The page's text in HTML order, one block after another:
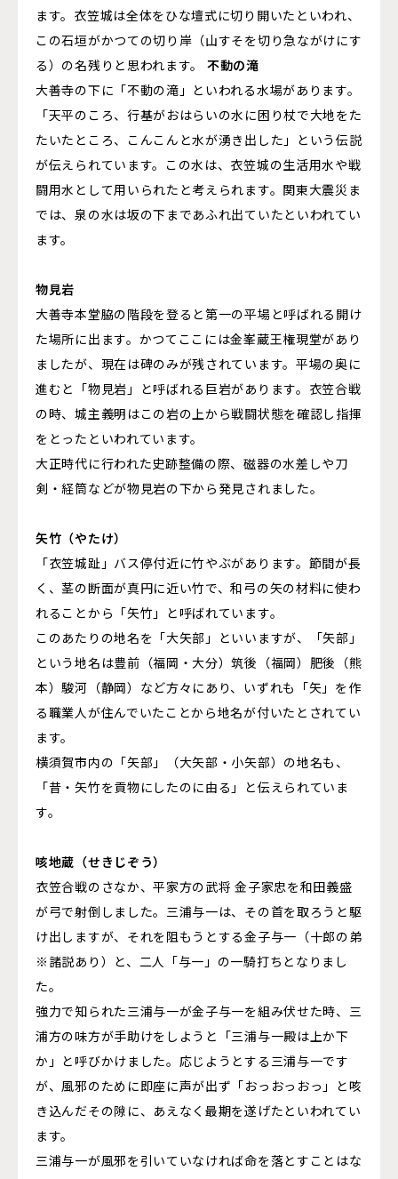
ます。衣笠城は全体をひな壇式に切り開いたといわれ、
この石垣がかつての切り岸（山すそを切り急ながけにす
る）の名残りと思われます。 不動の滝
大善寺の下に「不動の滝」といわれる水場があります。
「天平のころ、行基がおはらいの水に困り杖で大地をた
たいたところ、こんこんと水が湧き出した」という伝説
が伝えられています。この水は、衣笠城の生活用水や戦
闘用水として用いられたと考えられます。関東大震災ま
では、泉の水は坂の下まであふれ出ていたといわれてい
ます。
物見岩
大善寺本堂脇の階段を登ると第一の平場と呼ばれる開け
た場所に出ます。かつてここには金峯蔵王権現堂があり
ましたが、現在は碑のみが残されています。平場の奥に
進むと「物見岩」と呼ばれる巨岩があります。衣笠合戦
の時、城主義明はこの岩の上から戦闘状態を確認し指揮
をとったといわれています。
大正時代に行われた史跡整備の際、磁器の水差しや刀
剣・経筒などが物見岩の下から発見されました。
矢竹（やたけ）
「衣笠城趾」バス停付近に竹やぶがあります。節間が長
く、茎の断面が真円に近い竹で、和弓の矢の材料に使わ
れることから「矢竹」と呼ばれています。
このあたりの地名を「大矢部」といいますが、「矢部」
という地名は豊前（福岡・大分）筑後（福岡）肥後（熊
本）駿河（静岡）など方々にあり、いずれも「矢」を作
る職業人が住んでいたことから地名が付いたとされてい
ます。
横須賀市内の「矢部」（大矢部・小矢部）の地名も、
「昔・矢竹を貢物にしたのに由る」と伝えられていま
す。
咳地蔵（せきじぞう）
衣笠合戦のさなか、平家方の武将 金子家忠を和田義盛
が弓で射倒しました。三浦与一は、その首を取ろうと駆
け出しますが、それを阻もうとする金子与一（十郎の弟
※諸説あり）と、二人「与一」の一騎打ちとなりまし
た。
強力で知られた三浦与一が金子与一を組み伏せた時、三
浦方の味方が手助けをしようと「三浦与一殿は上か下
か」と呼びかけました。応じようとする三浦与一です
が、風邪のために即座に声が出ず「おっおっおっ」と咳
き込んだその隙に、あえなく最期を遂げたといわれてい
ます。
三浦与一が風邪を引いていなければ命を落とすことはな